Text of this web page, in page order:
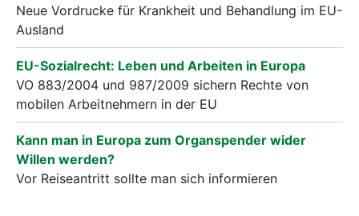
Neue Vordrucke für Krankheit und Behandlung im EU-
Ausland
EU-Sozialrecht: Leben und Arbeiten in Europa
VO 883/2004 und 987/2009 sichern Rechte von
mobilen Arbeitnehmern in der EU
Kann man in Europa zum Organspender wider
Willen werden?
Vor Reiseantritt sollte man sich informieren